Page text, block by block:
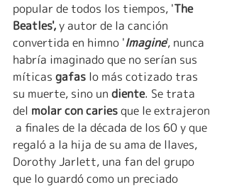
popular de todos los tiempos, 'The
Beatles', y autor de la canción
convertida en himno 'Imagine', nunca
habría imaginado que no serían sus
míticas gafas lo más cotizado tras
su muerte, sino un diente. Se trata
del molar con caries que le extrajeron
a finales de la década de los 60 y que
regaló a la hija de su ama de llaves,
Dorothy Jarlett, una fan del grupo
que lo guardó como un preciado